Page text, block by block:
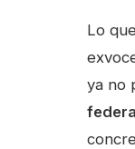
Lo
ya no